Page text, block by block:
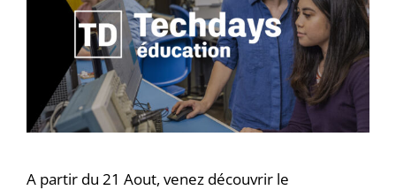
A partir du 21 Aout, venez découvrir le